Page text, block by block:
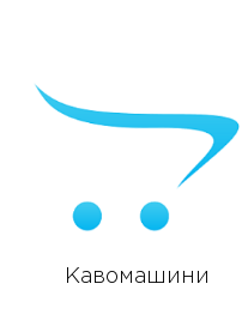
Кавомашини